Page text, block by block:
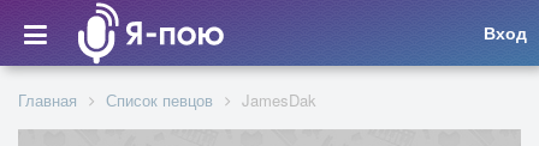
Вход
Главная Список певцов JamesDak